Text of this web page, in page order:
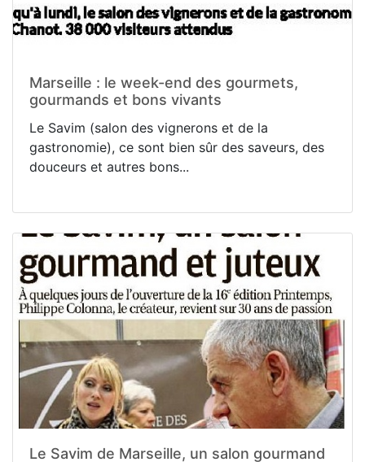
Marseille : le week-end des gourmets,
gourmands et bons vivants
Le Savim (salon des vignerons et de la
gastronomie), ce sont bien sûr des saveurs, des
douceurs et autres bons...
Le Savim de Marseille, un salon gourmand